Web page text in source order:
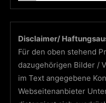
Disclaimer/
Für den oben stehend
dazugehörigen Bilder /
im Text angegebene
Webseitenanbieter